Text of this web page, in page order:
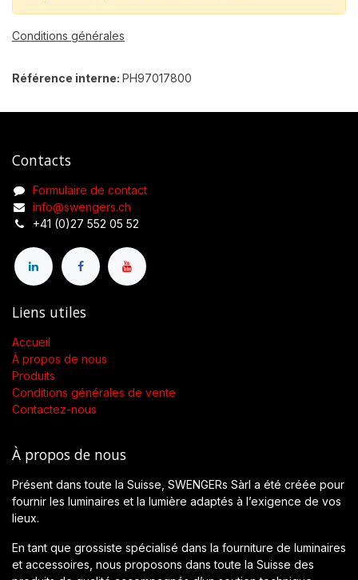
Conditions générales
Référence interne: PH97017800
Contacts
Formulaire de contact
info@swengers.ch
+41 (0)27 552 05 52
Liens utiles
Accueil
À propos de nous
Produits
Conditions générales de vente
Contactez-nous
À propos de nous
Présent dans toute la Suisse, SWENGERs Sàrl a été créée pour
fournir les luminaires et la lumière adaptés à l’exigence de vos
lieux.
En tant que grossiste spécialisé dans la fourniture de luminaires
et accessoires, nous proposons dans toute la Suisse des